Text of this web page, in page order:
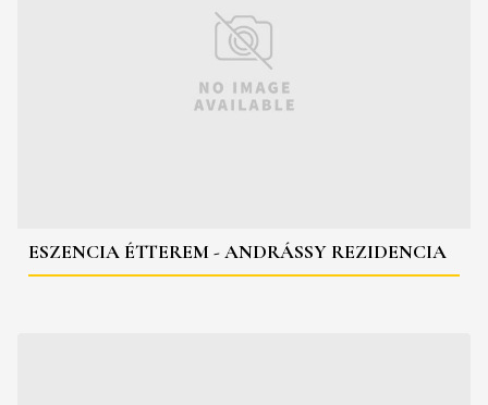
ESZENCIA ÉTTEREM - ANDRÁSSY REZIDENCIA